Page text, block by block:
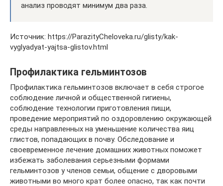
анализ проводят минимум два раза.
Источник: https://ParazityCheloveka.ru/glisty/kak-
vyglyadyat-yajtsa-glistov.html
Профилактика гельминтозов
Профилактика гельминтозов включает в себя строгое
соблюдение личной и общественной гигиены,
соблюдение технологии приготовления пищи,
проведение мероприятий по оздоровлению окружающей
среды направленных на уменьшение количества яиц
глистов, попадающих в почву. Обследование и
своевременное лечение домашних животных поможет
избежать заболевания серьезными формами
гельминтозов у членов семьи, общение с дворовыми
животными во много крат более опасно, так как почти